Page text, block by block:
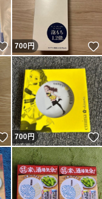
いいね！
700円
いいね！
700円